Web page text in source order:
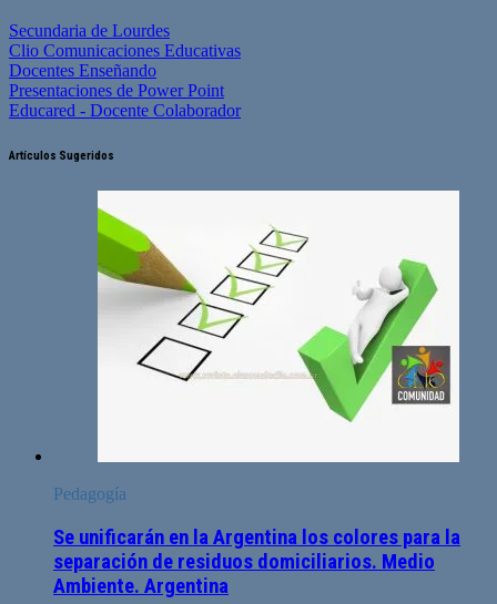
Secundaria de Lourdes
Clio Comunicaciones Educativas
Docentes Enseñando
Presentaciones de Power Point
Educared - Docente Colaborador
Artículos Sugeridos
Pedagogía
Se unificarán en la Argentina los colores para la
separación de residuos domiciliarios. Medio
Ambiente. Argentina